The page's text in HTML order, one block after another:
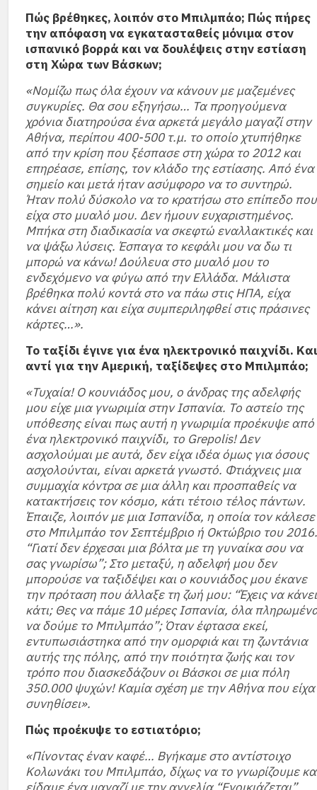
Πώς βρέθηκες, λοιπόν στο Μπιλμπάο; Πώς πήρες
την απόφαση να εγκατασταθείς μόνιμα στον
ισπανικό βορρά και να δουλέψεις στην εστίαση
στη Χώρα των Βάσκων;
«Νομίζω πως όλα έχουν να κάνουν με μαζεμένες
συγκυρίες. Θα σου εξηγήσω… Τα προηγούμενα
χρόνια διατηρούσα ένα αρκετά μεγάλο μαγαζί στην
Αθήνα, περίπου 400-500 τ.μ. το οποίο χτυπήθηκε
από την κρίση που ξέσπασε στη χώρα το 2012 και
επηρέασε, επίσης, τον κλάδο της εστίασης. Από ένα
σημείο και μετά ήταν ασύμφορο να το συντηρώ.
Ήταν πολύ δύσκολο να το κρατήσω στο επίπεδο που
είχα στο μυαλό μου. Δεν ήμουν ευχαριστημένος.
Μπήκα στη διαδικασία να σκεφτώ εναλλακτικές και
να ψάξω λύσεις. Έσπαγα το κεφάλι μου να δω τι
μπορώ να κάνω! Δούλευα στο μυαλό μου το
ενδεχόμενο να φύγω από την Ελλάδα. Μάλιστα
βρέθηκα πολύ κοντά στο να πάω στις ΗΠΑ, είχα
κάνει αίτηση και είχα συμπεριληφθεί στις πράσινες
κάρτες…».
Το ταξίδι έγινε για ένα ηλεκτρονικό παιχνίδι. Και
αντί για την Αμερική, ταξίδεψες στο Μπιλμπάο;
«Τυχαία! Ο κουνιάδος μου, ο άνδρας της αδελφής
μου είχε μια γνωριμία στην Ισπανία. Το αστείο της
υπόθεσης είναι πως αυτή η γνωριμία προέκυψε από
ένα ηλεκτρονικό παιχνίδι, το Grepolis! Δεν
ασχολούμαι με αυτά, δεν είχα ιδέα όμως για όσους
ασχολούνται, είναι αρκετά γνωστό. Φτιάχνεις μια
συμμαχία κόντρα σε μια άλλη και προσπαθείς να
κατακτήσεις τον κόσμο, κάτι τέτοιο τέλος πάντων.
Έπαιζε, λοιπόν με μια Ισπανίδα, η οποία τον κάλεσε
στο Μπιλμπάο τον Σεπτέμβριο ή Οκτώβριο του 2016.
“Γιατί δεν έρχεσαι μια βόλτα με τη γυναίκα σου να
σας γνωρίσω”; Στο μεταξύ, η αδελφή μου δεν
μπορούσε να ταξιδέψει και ο κουνιάδος μου έκανε
την πρόταση που άλλαξε τη ζωή μου: “Έχεις να
κάτι; Θες να πάμε 10 μέρες Ισπανία, όλα
να δούμε το Μπιλμπάο”; Όταν έφτασα εκεί,
εντυπωσιάστηκα από την ομορφιά και τη ζωντάνια
αυτής της πόλης, από την ποιότητα ζωής και τον
τρόπο που διασκεδάζουν οι Βάσκοι σε μια πόλη
350.000 ψυχών! Καμία σχέση με την Αθήνα που είχα
συνηθίσει».
Πώς προέκυψε το εστιατόριο;
«Πίνοντας έναν καφέ… Βγήκαμε στο αντίστοιχο
Κολωνάκι του Μπιλμπάο, δίχως να το γνωρίζουμε